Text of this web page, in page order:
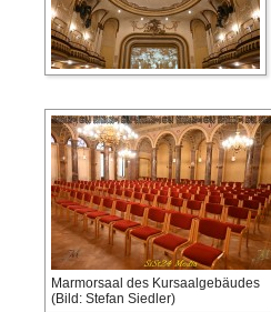
Marmorsaal des Kursaalgebäudes
(Bild: Stefan Siedler)